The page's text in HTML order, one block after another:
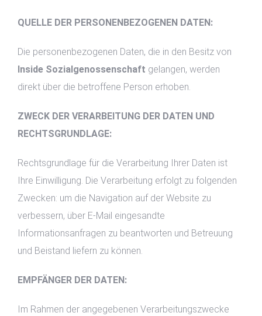
QUELLE DER PERSONENBEZOGENEN DATEN:
Die personenbezogenen Daten, die in den Besitz von
Inside Sozialgenossenschaft gelangen, werden
direkt über die betroffene Person erhoben.
ZWECK DER VERARBEITUNG DER DATEN UND
RECHTSGRUNDLAGE:
Rechtsgrundlage für die Verarbeitung Ihrer Daten ist
Ihre Einwilligung. Die Verarbeitung erfolgt zu folgenden
Zwecken: um die Navigation auf der Website zu
verbessern, über E-Mail eingesandte
Informationsanfragen zu beantworten und Betreuung
und Beistand liefern zu können.
EMPFÄNGER DER DATEN:
Im Rahmen der angegebenen Verarbeitungszwecke